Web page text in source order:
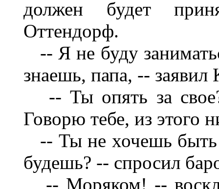
должен будет
Оттендорф.
-- Я не буду
знаешь, папа, -- заявил
-- Ты опять за
Говорю тебе, из этого
-- Ты не хочешь быть
будешь? -- спросил
-- Моряком! --